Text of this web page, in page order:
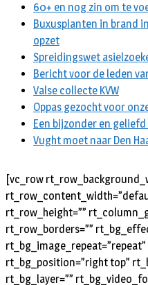
60+ en nog zin om te
Buxusplanten in brand
opzet
Spreidingswet
Bericht voor de leden
Valse collecte KVW
Oppas gezocht voor
Een bijzonder en
Vught moet naar Den
[vc_row
rt_row_height=””
rt_row_borders=””
rt_bg_position=”right top”
rt_bg_layer=””